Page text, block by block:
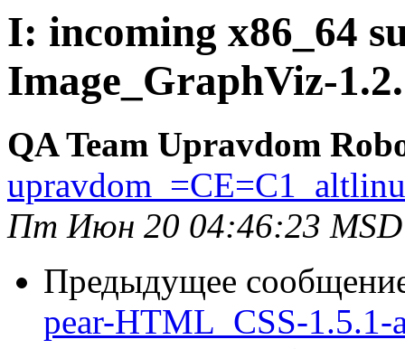
I: incoming x86_64
Image_GraphViz-
QA Team Upravdom
Пт Июн 20 04:46:23
Предыдущее
pear-HTML_CSS-1.5.1-